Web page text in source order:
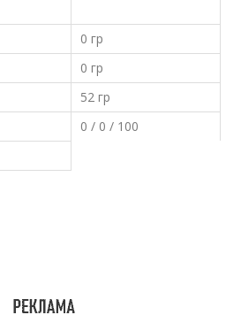
0 гр
0 гр
52 гр
0 / 0 / 100